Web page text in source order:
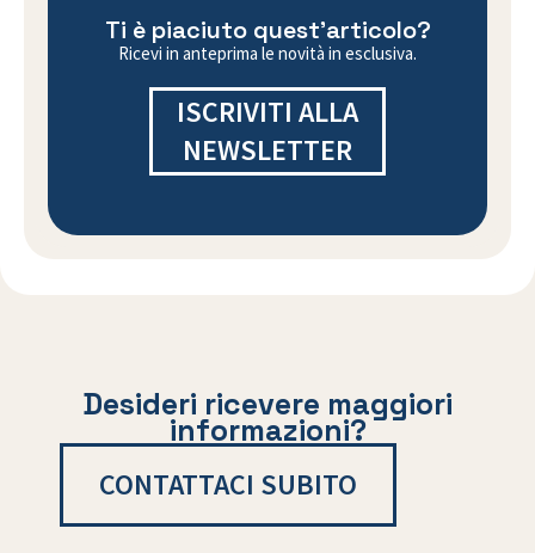
Ti è piaciuto quest'articolo?
Ricevi in anteprima le novità in esclusiva.
ISCRIVITI ALLA
NEWSLETTER
Desideri ricevere maggiori
informazioni?
CONTATTACI SUBITO